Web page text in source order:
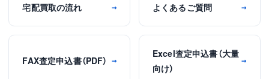
宅配買取の流れ → よくあるご質問 →
FAX査定申込書（PDF） →
Excel査定申込書（大量
向け）
→